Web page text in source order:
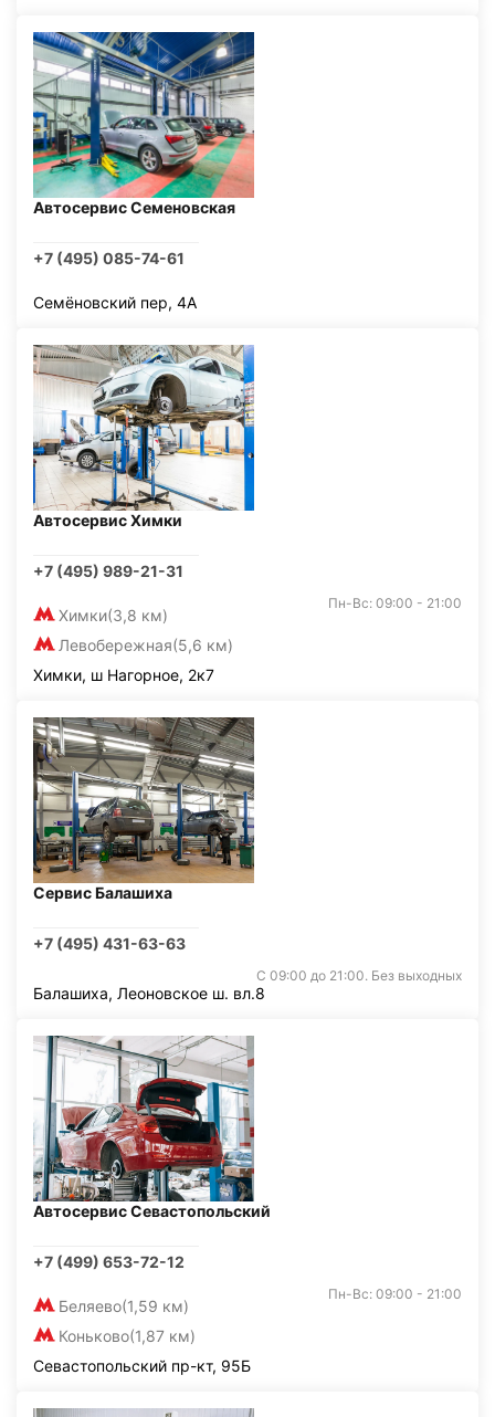
Автосервис Семеновская
+7 (495) 085-74-61
Семёновский пер, 4А
Автосервис Химки
+7 (495) 989-21-31
Химки(3,8 км)
Левобережная(5,6 км)
Пн-Вс: 09:00 - 21:00
Химки, ш Нагорное, 2к7
Сервис Балашиха
+7 (495) 431-63-63
С 09:00 до 21:00. Без выходных
Балашиха, Леоновское ш. вл.8
Автосервис Севастопольский
+7 (499) 653-72-12
Беляево(1,59 км)
Коньково(1,87 км)
Пн-Вс: 09:00 - 21:00
Севастопольский пр-кт, 95Б